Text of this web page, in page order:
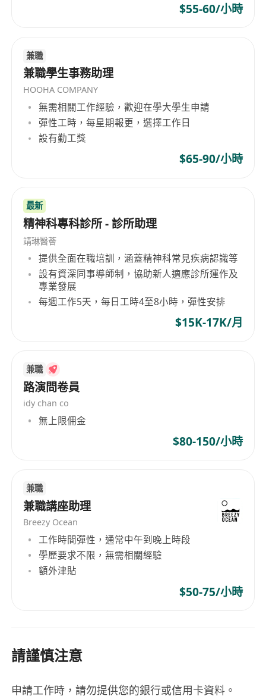
Discretionary Bonus
Medical
FREE FOR JOB SEEKERS (求職者費用全免)
All the information provided from applicants
will be kept confidential and use for recruitment
purpose only
(申請人提供的所有信息將被保密，僅用於招聘目的)
WhatsApp:******
Email: ******
$55-60/小時
兼職
兼職學生事務助理
HOOHA COMPANY
無需相關工作經驗，歡迎在學大學生申請
彈性工時，每星期報更，選擇工作日
設有勤工獎
$65-90/小時
最新
精神科專科診所 - 診所助理
靖琳醫薈
提供全面在職培訓，涵蓋精神科常見疾病認識等
設有資深同事導師制，協助新人適應診所運作及
專業發展
每週工作5天，每日工時4至8小時，彈性安排
$15K-17K/月
兼職
路演問卷員
idy chan co
無上限佣金
$80-150/小時
兼職
兼職講座助理
Breezy Ocean
工作時間彈性，通常中午到晚上時段
學歷要求不限，無需相關經驗
額外津貼
$50-75/小時
請謹慎注意
申請工作時，請勿提供您的銀行或信用卡資料。